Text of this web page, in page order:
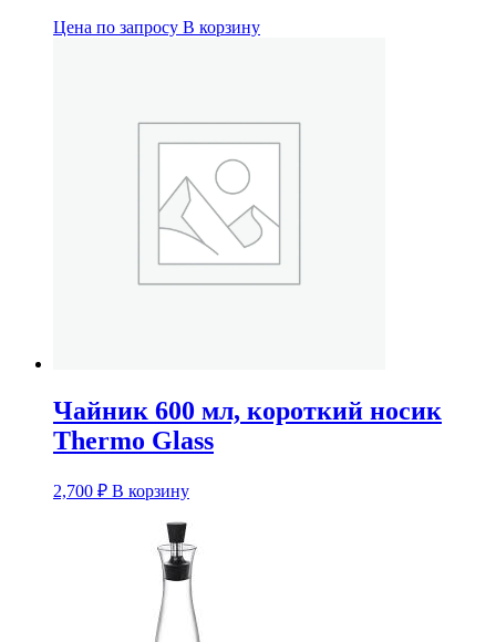
Цена по запросу В корзину
Чайник 600 мл, короткий носик
Thermo Glass
2,700 ₽ В корзину